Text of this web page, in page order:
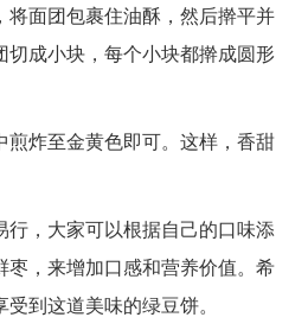
将面团包裹住油酥，然后擀平并
切成小块，每个小块都擀成圆形
煎炸至金黄色即可。这样，香甜
行，大家可以根据自己的口味添
枣，来增加口感和营养价值。希
到这道美味的绿豆饼。